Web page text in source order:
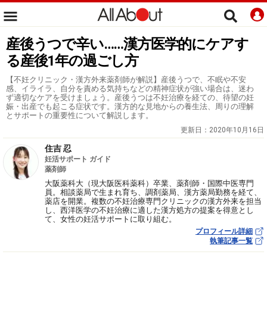
産後うつで辛い……漢方医学的にケアす
る産後1年の過ごし方
【不妊クリニック・漢方外来薬剤師が解説】産後うつで、不眠や不安
感、イライラ、自分を責める気持ちなどの精神症状が強い場合は、迷わ
ず適切なケアを受けましょう。産後うつは不妊治療を経ての、待望の妊
娠・出産でも起こる症状です。漢方的な見地からの養生法、周りの理解
とサポートの重要性について解説します。
更新日： 2020年10月16日
住吉 忍
妊活サポート ガイド
薬剤師
大阪薬科大（現大阪医科薬科）卒業、薬剤師・国際中医専門
員。相談薬局で生まれ育ち、調剤薬局、漢方薬局勤務を経て、
薬店を開業。複数の不妊治療専門クリニックの漢方外来を担当
し、西洋医学の不妊治療に適した漢方処方の提案を得意とし
て、女性の妊活サポートに取り組む。
プロフィール詳細
執筆記事一覧